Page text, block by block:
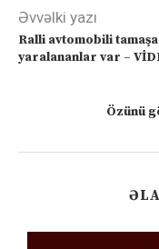
Əvvəlki yazı
Ralli avtomobili
yaralananlar var –
Özünü